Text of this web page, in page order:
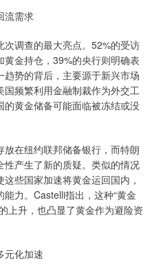
需求
调查的最大亮点。52%的受访
金持仓，39%的央行则明确表
势的背后，主要源于新兴市场
频繁利用金融制裁作为外交工
黄金储备可能面临被冻结或没
在纽约联邦储备银行，而特朗
产生了新的质疑。类似的情况
些国家加速将黄金运回国内，
力。Castelli指出，这种“黄金
上升，也凸显了黄金作为避险资
化加速